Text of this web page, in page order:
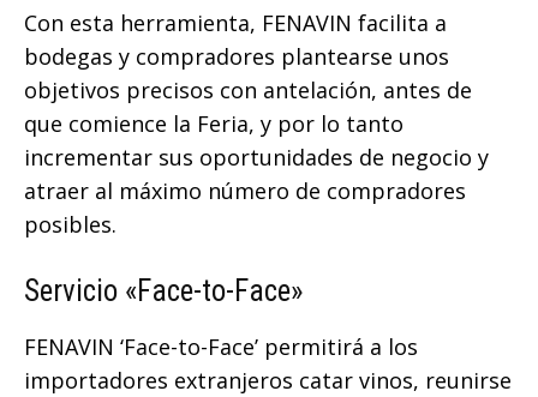
Con esta herramienta, FENAVIN facilita a
bodegas y compradores plantearse unos
objetivos precisos con antelación, antes de
que comience la Feria, y por lo tanto
incrementar sus oportunidades de negocio y
atraer al máximo número de compradores
posibles.
Servicio «Face-to-Face»
FENAVIN ‘Face-to-Face’ permitirá a los
importadores extranjeros catar vinos, reunirse